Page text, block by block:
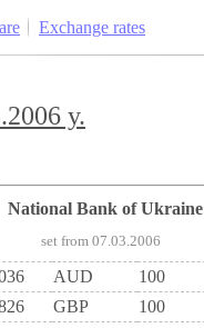
Exchange rates
y.
National Bank of Ukraine
set from 07.03.2006
AUD 100
GBP 100